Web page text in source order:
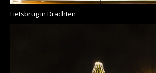
Fietsbrug in Drachten